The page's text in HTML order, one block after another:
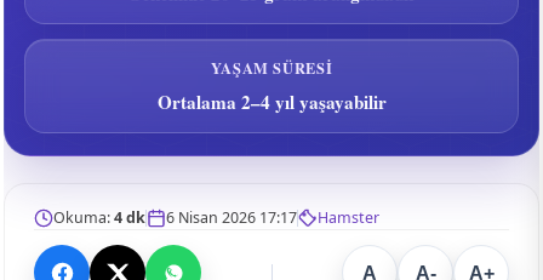
YAŞAM SÜRESI
Ortalama 2–4 yıl yaşayabilir
Okuma:4 dk 6 Nisan 2026 17:17 Hamster
A A- A+